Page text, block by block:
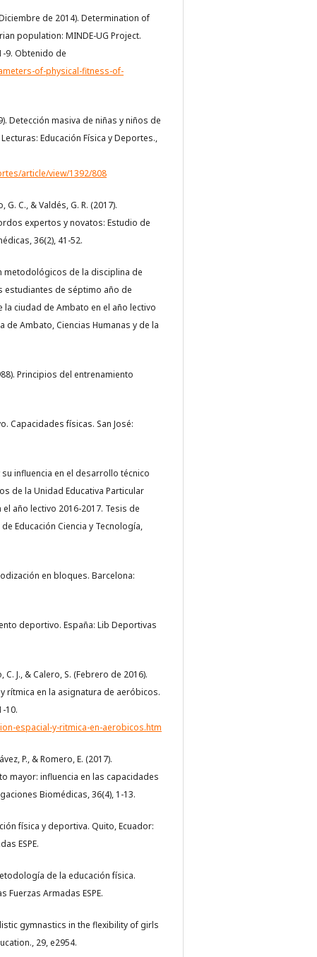
de 2014). Determination of
population: MINDE-UG Project.
9. Obtenido de
of-physical-fitness-of-
Detección masiva de niñas y niños de
Educación Física y Deportes.,
article/view/1392/808
G. C., & Valdés, G. R. (2017).
expertos y novatos: Estudio de
36(2), 41-52.
metodológicos de la disciplina de
estudiantes de séptimo año de
la ciudad de Ambato en el año lectivo
de Ambato, Ciencias Humanas y de la
Principios del entrenamiento
Capacidades físicas. San José:
influencia en el desarrollo técnico
de la Unidad Educativa Particular
año lectivo 2016-2017. Tesis de
Educación Ciencia y Tecnología,
en bloques. Barcelona:
deportivo. España: Lib Deportivas
C. J., & Calero, S. (Febrero de 2016).
rítmica en la asignatura de aeróbicos.
10.
espacial-y-ritmica-en-aerobicos.htm
P., & Romero, E. (2017).
mayor: influencia en las capacidades
Biomédicas, 36(4), 1-13.
física y deportiva. Quito, Ecuador:
ESPE.
de la educación física.
Fuerzas Armadas ESPE.
gymnastics in the flexibility of girls
29, e2954.